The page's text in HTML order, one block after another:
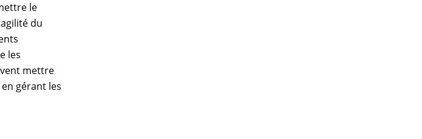
le
du
les
mettre
gérant les